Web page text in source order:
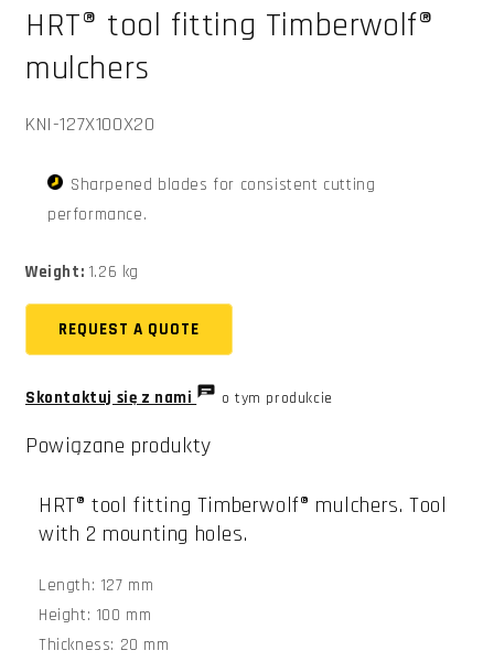
1
w
modalnym
HRT® tool fitting Timberwolf®
mulchers
SKU:
KNI-127X100X20
Sharpened blades for consistent cutting
performance.
Weight: 1.26 kg
REQUEST A QUOTE
Skontaktuj się z nami o tym produkcie
Powiązane produkty
HRT® tool fitting Timberwolf® mulchers. Tool
with 2 mounting holes.
Length: 127 mm
Height: 100 mm
Thickness: 20 mm